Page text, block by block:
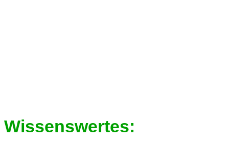
Wissenswertes: